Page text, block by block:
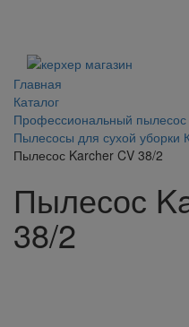
Главная
Каталог
Профессиональный пылесос
Пылесосы для сухой уборки
Пылесос Karcher CV 38/2
Пылесос
38/2